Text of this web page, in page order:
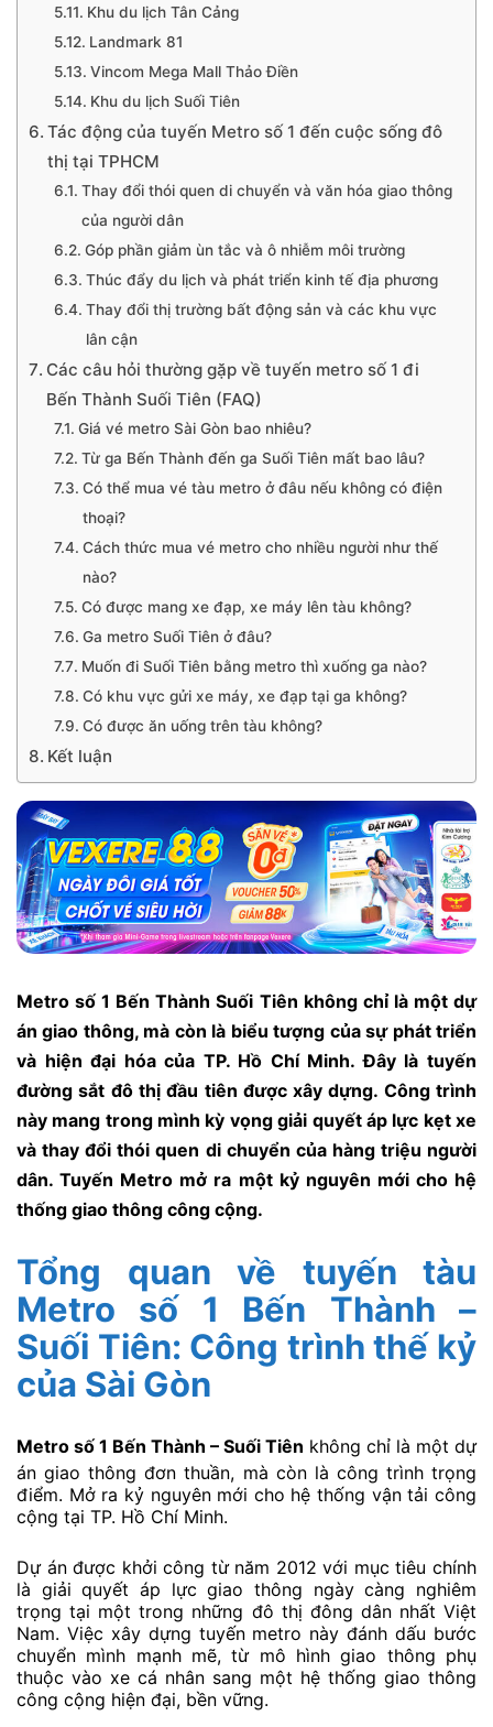
Khu du lịch Tân Cảng
Landmark 81
Vincom Mega Mall Thảo Điền
Khu du lịch Suối Tiên
Tác động của tuyến Metro số 1 đến cuộc sống đô
thị tại TPHCM
Thay đổi thói quen di chuyển và văn hóa giao thông
của người dân
Góp phần giảm ùn tắc và ô nhiễm môi trường
Thúc đẩy du lịch và phát triển kinh tế địa phương
Thay đổi thị trường bất động sản và các khu vực
lân cận
Các câu hỏi thường gặp về tuyến metro số 1 đi
Bến Thành Suối Tiên (FAQ)
Giá vé metro Sài Gòn bao nhiêu?
Từ ga Bến Thành đến ga Suối Tiên mất bao lâu?
Có thể mua vé tàu metro ở đâu nếu không có điện
thoại?
Cách thức mua vé metro cho nhiều người như thế
nào?
Có được mang xe đạp, xe máy lên tàu không?
Ga metro Suối Tiên ở đâu?
Muốn đi Suối Tiên bằng metro thì xuống ga nào?
Có khu vực gửi xe máy, xe đạp tại ga không?
Có được ăn uống trên tàu không?
Kết luận
Metro số 1 Bến Thành Suối Tiên không chỉ là một dự
án giao thông, mà còn là biểu tượng của sự phát triển
và hiện đại hóa của TP. Hồ Chí Minh. Đây là tuyến
đường sắt đô thị đầu tiên được xây dựng. Công trình
này mang trong mình kỳ vọng giải quyết áp lực kẹt xe
và thay đổi thói quen di chuyển của hàng triệu người
dân. Tuyến Metro mở ra một kỷ nguyên mới cho hệ
thống giao thông công cộng.
Tổng quan về tuyến tàu
Metro số 1 Bến Thành –
Suối Tiên: Công trình thế kỷ
của Sài Gòn
Metro số 1 Bến Thành – Suối Tiên không chỉ là một dự
án giao thông đơn thuần, mà còn là công trình trọng
điểm. Mở ra kỷ nguyên mới cho hệ thống vận tải công
cộng tại TP. Hồ Chí Minh.
Dự án được khởi công từ năm 2012 với mục tiêu chính
là giải quyết áp lực giao thông ngày càng nghiêm
trọng tại một trong những đô thị đông dân nhất Việt
Nam. Việc xây dựng tuyến metro này đánh dấu bước
chuyển mình mạnh mẽ, từ mô hình giao thông phụ
thuộc vào xe cá nhân sang một hệ thống giao thông
công cộng hiện đại, bền vững.